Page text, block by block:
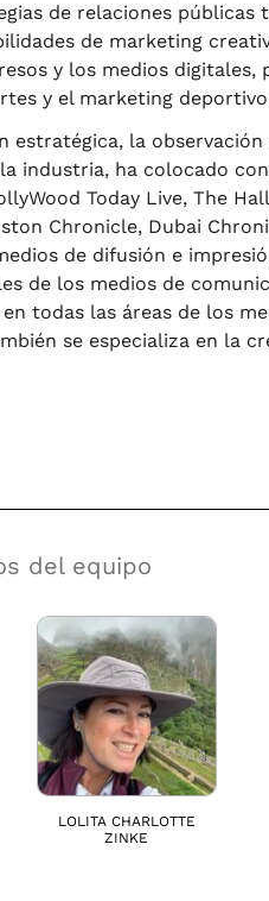
de relaciones
de marketing
y los medios
y el marketing
estratégica, la
industria, ha colocado con
Today Live, The
Chronicle, Dubai
de difusión e
de los medios de
todas las áreas de los
se especializa en la
del equipo
LOLITA CHARLOTTE
ZINKE